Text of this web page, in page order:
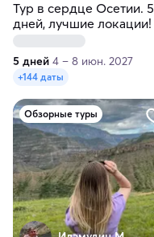
Тур в сердце Осетии. 5
дней, лучшие локации!
5 дней 4 – 8 июн. 2027
+144 даты
Обзорные туры